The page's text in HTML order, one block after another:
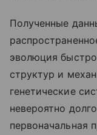
Полученные
эволюция
структур и
генетические
невероятно
первоначальная